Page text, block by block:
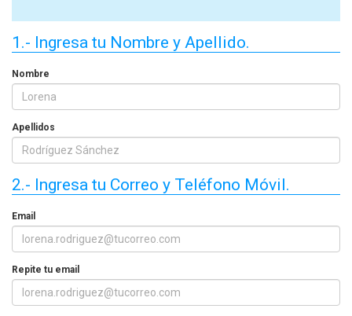
1.- Ingresa tu Nombre y Apellido.
Nombre
Apellidos
2.- Ingresa tu Correo y Teléfono Móvil.
Email
Repite tu email